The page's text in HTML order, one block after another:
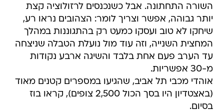
השורה התחתונה. אבל כשנכנסים לרזולוציה קצת
יותר גבוהה, אפשר וצריך לומר: הצהובים נראו רע,
שיחקו לא טוב ועסקו כמעט רק בהתגוננות במהלך
המחצית השנייה, וזה עוד מול נועלת הטבלה שניצחה
עד הערב פעם אחת בלבד והשיגה ארבע נקודות
מ-30 אפשריות.
אוהדי מכבי תל אביב, שהגיעו במספרים קטנים מאוד
(באצטדיון היו בסך הכול 2,500 צופים), קראו בוז
בסיום.